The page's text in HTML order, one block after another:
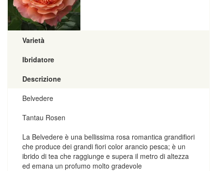
Varietà
Ibridatore
Descrizione
Belvedere
Tantau Rosen
La Belvedere è una bellissima rosa romantica grandifiori
che produce dei grandi fiori color arancio pesca; è un
ibrido di tea che raggiunge e supera il metro di altezza
ed emana un profumo molto gradevole